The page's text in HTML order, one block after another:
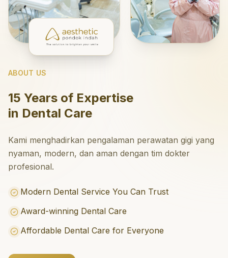
ABOUT US
15 Years of Expertise
in Dental Care
Kami menghadirkan pengalaman perawatan gigi yang
nyaman, modern, dan aman dengan tim dokter
profesional.
Modern Dental Service You Can Trust
Award-winning Dental Care
Affordable Dental Care for Everyone